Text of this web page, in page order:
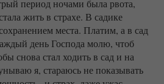
период ночами была рвота,
жить в страхе. В садике
места. Платим, а в сад
день Господа молю, чтоб
снова стал ходить в сад и на
я, стараюсь не показывать